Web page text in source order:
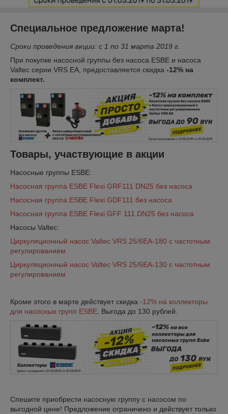
Специальное предложение марта!
Сроки проведения акции: с 1 по 31 марта 2019 г.
При покупке насосной группы без насоса ESBE и насоса
Valtec серии VRS EA, предоставляется скидка -12% на
комплект.
Товары, участвующие в акции
Насосные группы ESBE:
Насосная группа ESBE Flexi GRF111 DN25 без насоса
Насосная группа ESBE Flexi GDF111 без насоса
Насосная группа ESBE Flexi GFF 111 DN25 без насоса
Насосы Valtec:
Циркуляционный насос Valtec VRS 25/6EA-180 c частотным
регулированием
Циркуляционный насос Valtec VRS 25/6EA-130 c частотным
регулированием
Кроме этого в марте действует скидка -12% на коллекторы
для насосных групп ESBE . Выгода до 130 рублей.
Спешите приобрести насосную группу с насосом по
выгодной цене! Предложение ограничено и действует только